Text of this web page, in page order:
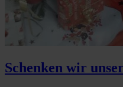
Schenken wir